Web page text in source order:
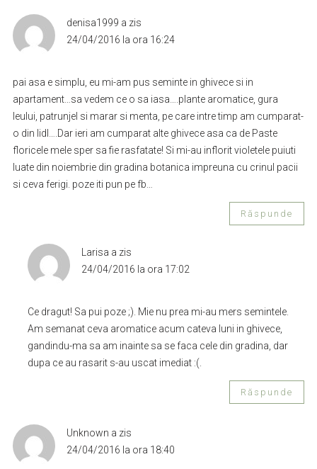
denisa1999 a zis
24/04/2016 la ora 16:24
pai asa e simplu, eu mi-am pus seminte in ghivece si in
apartament…sa vedem ce o sa iasa….plante aromatice, gura
leului, patrunjel si marar si menta, pe care intre timp am cumparat-
o din lidl….Dar ieri am cumparat alte ghivece asa ca de Paste
floricele mele sper sa fie rasfatate! Si mi-au inflorit violetele puiuti
luate din noiembrie din gradina botanica impreuna cu crinul pacii
si ceva ferigi. poze iti pun pe fb…
Răspunde
Larisa a zis
24/04/2016 la ora 17:02
Ce dragut! Sa pui poze ;). Mie nu prea mi-au mers semintele.
Am semanat ceva aromatice acum cateva luni in ghivece,
gandindu-ma sa am inainte sa se faca cele din gradina, dar
dupa ce au rasarit s-au uscat imediat :(.
Răspunde
Unknown a zis
24/04/2016 la ora 18:40